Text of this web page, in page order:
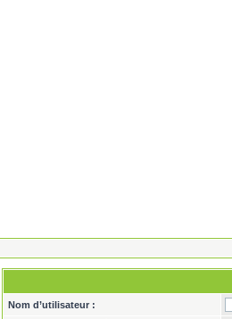
Nom d’utilisateur :